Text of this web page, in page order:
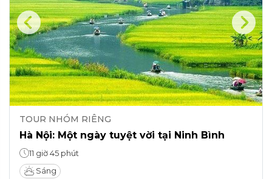
TOUR NHÓM RIÊNG
Hà Nội: Một ngày tuyệt vời tại Ninh Bình
11 giờ 45 phút
Sáng